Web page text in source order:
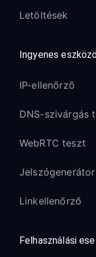
Letöltések
Ingyenes
IP-ellenőrző
DNS-szivárgás
WebRTC teszt
Jelszógenerátor
Linkellenőrző
Felhasználási